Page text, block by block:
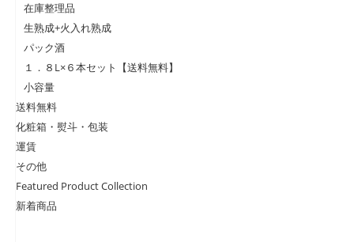
在庫整理品
生熟成+火入れ熟成
パック酒
１．８L×６本セット【送料無料】
小容量
送料無料
化粧箱・熨斗・包装
運賃
その他
Featured Product Collection
新着商品